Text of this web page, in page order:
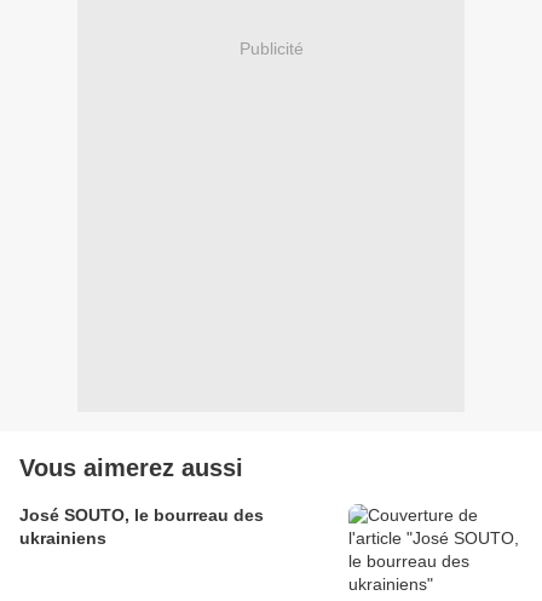
Publicité
Vous aimerez aussi
José SOUTO, le bourreau des
ukrainiens